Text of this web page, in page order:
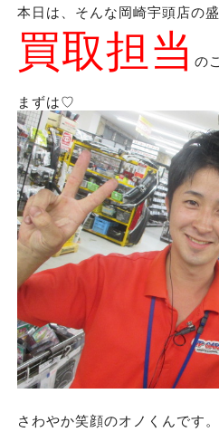
本日は、そんな岡崎宇頭店の
買取担当 の
まずは♡
さわやか笑顔のオノくんです。